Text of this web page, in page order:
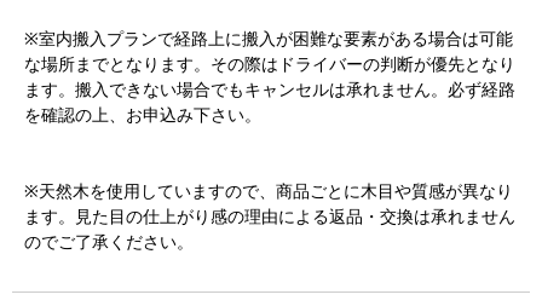
※室内搬入プランで経路上に搬入が困難な要素がある場合は可能
な場所までとなります。その際はドライバーの判断が優先となり
ます。搬入できない場合でもキャンセルは承れません。必ず経路
を確認の上、お申込み下さい。
※天然木を使用していますので、商品ごとに木目や質感が異なり
ます。見た目の仕上がり感の理由による返品・交換は承れません
のでご了承ください。